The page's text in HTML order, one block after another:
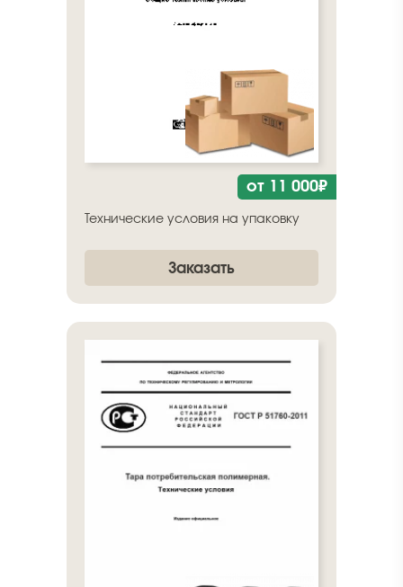
от 11 000₽
Технические условия на упаковку
Заказать